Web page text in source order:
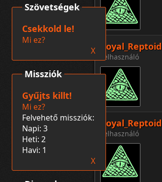
Royal_Reptoid
Felhasználó
Royal_Reptoid
Felhasználó
Missziók
Gyűjts killt!
Mi ez?
Felvehető missziók:
Napi: 3
Heti: 2
Havi: 1
X
Szövetségek
Csekkold le!
Mi ez?
X